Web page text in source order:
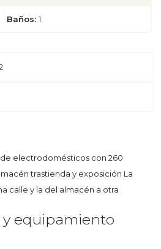
Baños: 1
electrodomésticos con 260
trastienda y exposición La
calle y la del almacén a otra
y equipamiento